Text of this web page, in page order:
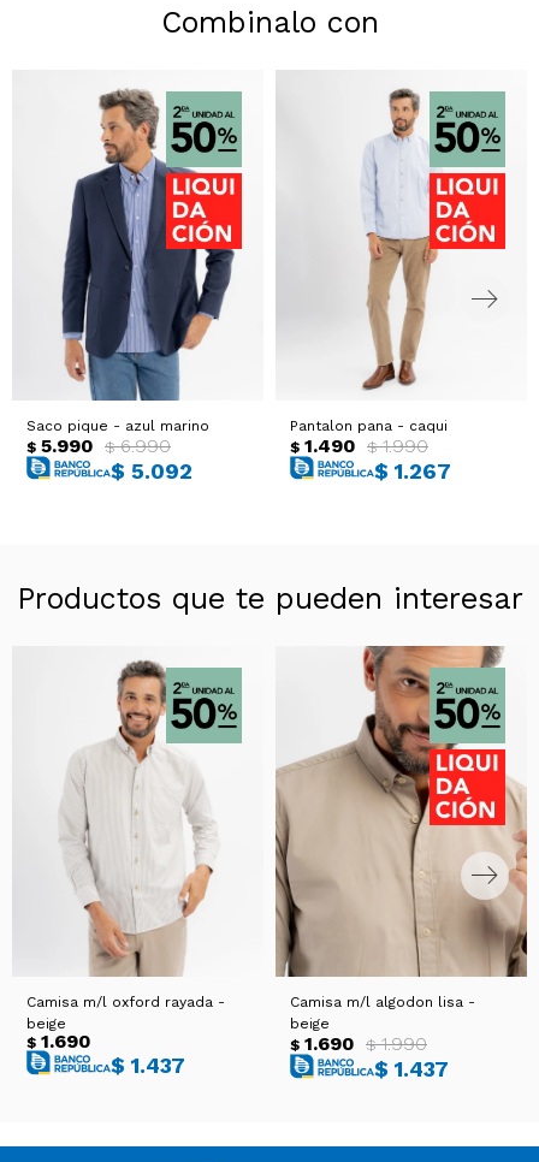
Combinalo con
Saco pique - azul marino
$ 5.990 $ 6.990
$ 5.092
Pantalon pana - caqui
$ 1.490 $ 1.990
$ 1.267
Productos que te pueden interesar
Camisa m/l oxford rayada -
beige
$ 1.690
$ 1.437
Camisa m/l algodon lisa -
beige
$ 1.690 $ 1.990
$ 1.437